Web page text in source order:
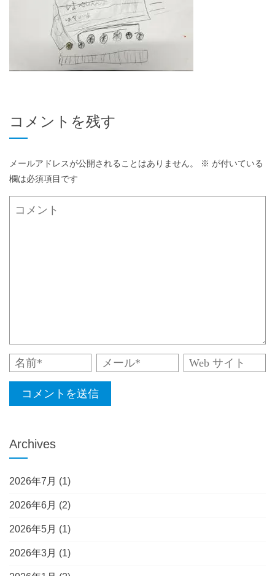
コメントを残す
メールアドレスが公開されることはありません。 ※ が付いている
欄は必須項目です
Archives
2026年7月 (1)
2026年6月 (2)
2026年5月 (1)
2026年3月 (1)